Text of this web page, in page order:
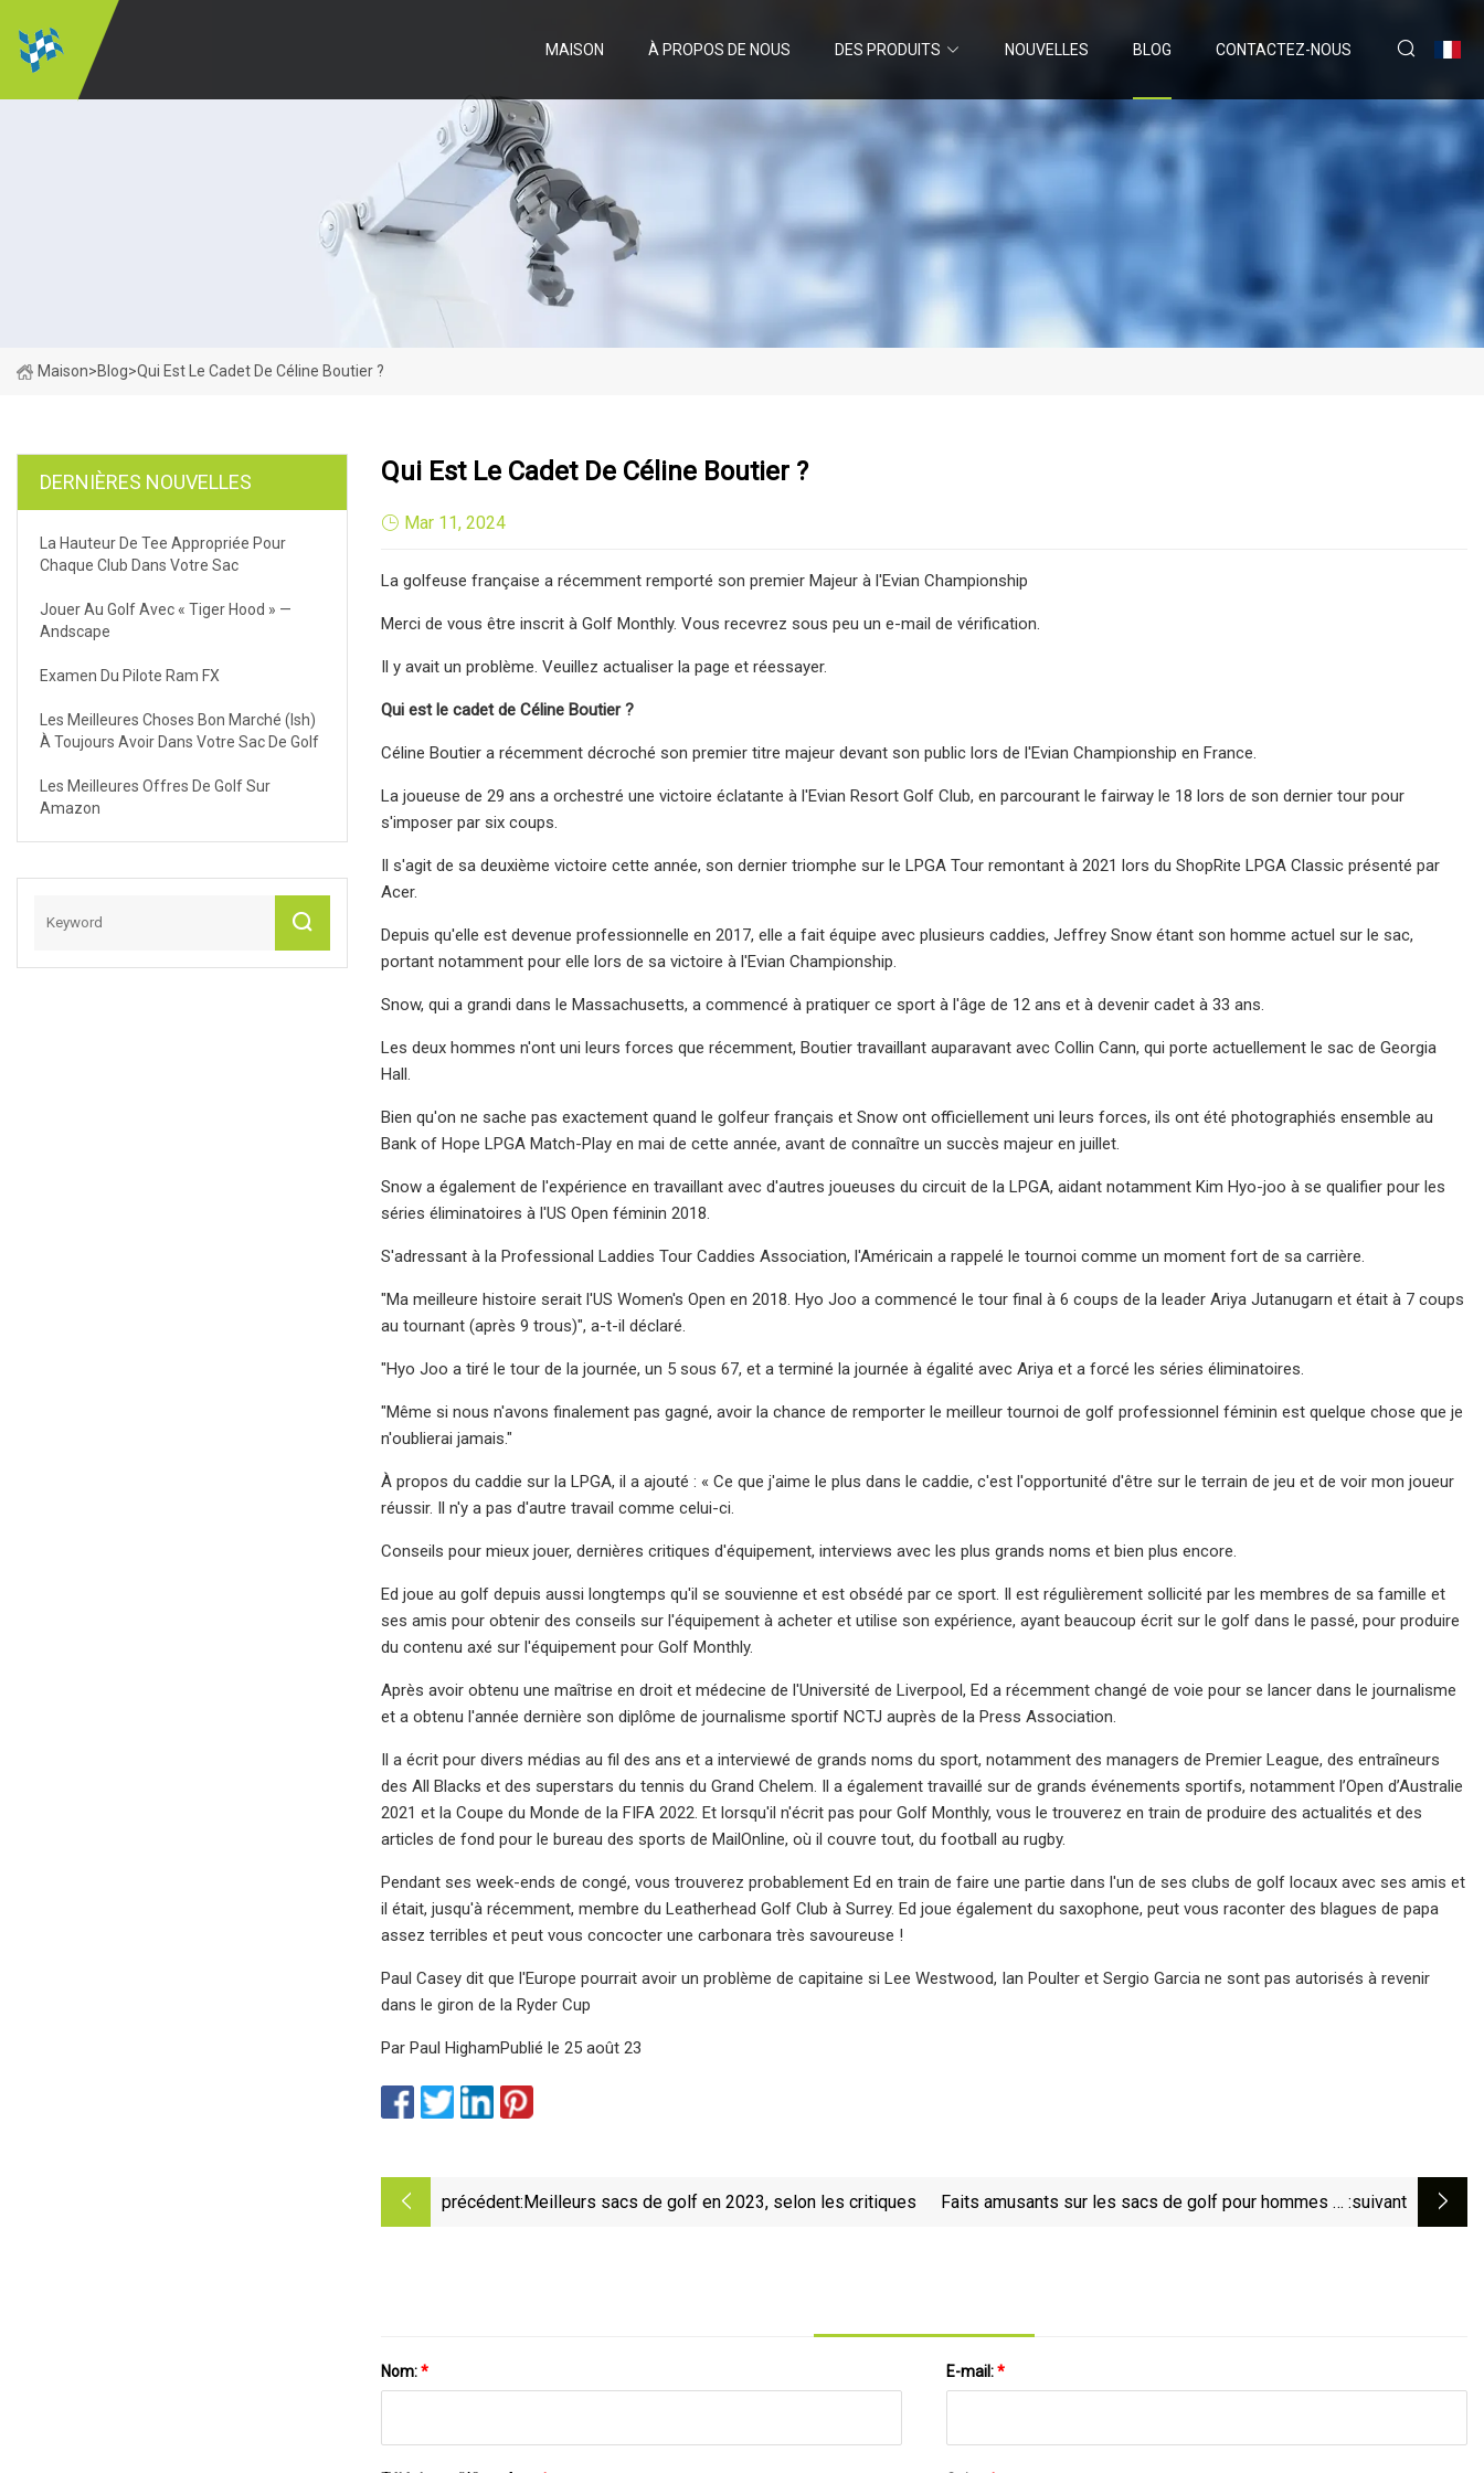
MAISON À PROPOS DE NOUS DES PRODUITS NOUVELLES BLOG CONTACTEZ-NOUS
Maison>Blog>Qui Est Le Cadet De Céline Boutier ?
DERNIÈRES NOUVELLES
La Hauteur De Tee Appropriée Pour
Chaque Club Dans Votre Sac
Jouer Au Golf Avec « Tiger Hood » —
Andscape
Examen Du Pilote Ram FX
Les Meilleures Choses Bon Marché (ish)
À Toujours Avoir Dans Votre Sac De Golf
Les Meilleures Offres De Golf Sur
Amazon
Qui Est Le Cadet De Céline Boutier ?
Mar 11, 2024
La golfeuse française a récemment remporté son premier Majeur à l'Evian Championship
Merci de vous être inscrit à Golf Monthly. Vous recevrez sous peu un e-mail de vérification.
Il y avait un problème. Veuillez actualiser la page et réessayer.
Qui est le cadet de Céline Boutier ?
Céline Boutier a récemment décroché son premier titre majeur devant son public lors de l'Evian Championship en France.
La joueuse de 29 ans a orchestré une victoire éclatante à l'Evian Resort Golf Club, en parcourant le fairway le 18 lors de son dernier tour pour
s'imposer par six coups.
Il s'agit de sa deuxième victoire cette année, son dernier triomphe sur le LPGA Tour remontant à 2021 lors du ShopRite LPGA Classic présenté par
Acer.
Depuis qu'elle est devenue professionnelle en 2017, elle a fait équipe avec plusieurs caddies, Jeffrey Snow étant son homme actuel sur le sac,
portant notamment pour elle lors de sa victoire à l'Evian Championship.
Snow, qui a grandi dans le Massachusetts, a commencé à pratiquer ce sport à l'âge de 12 ans et à devenir cadet à 33 ans.
Les deux hommes n'ont uni leurs forces que récemment, Boutier travaillant auparavant avec Collin Cann, qui porte actuellement le sac de Georgia
Hall.
Bien qu'on ne sache pas exactement quand le golfeur français et Snow ont officiellement uni leurs forces, ils ont été photographiés ensemble au
Bank of Hope LPGA Match-Play en mai de cette année, avant de connaître un succès majeur en juillet.
Snow a également de l'expérience en travaillant avec d'autres joueuses du circuit de la LPGA, aidant notamment Kim Hyo-joo à se qualifier pour les
séries éliminatoires à l'US Open féminin 2018.
S'adressant à la Professional Laddies Tour Caddies Association, l'Américain a rappelé le tournoi comme un moment fort de sa carrière.
"Ma meilleure histoire serait l'US Women's Open en 2018. Hyo Joo a commencé le tour final à 6 coups de la leader Ariya Jutanugarn et était à 7 coups
au tournant (après 9 trous)", a-t-il déclaré.
"Hyo Joo a tiré le tour de la journée, un 5 sous 67, et a terminé la journée à égalité avec Ariya et a forcé les séries éliminatoires.
"Même si nous n'avons finalement pas gagné, avoir la chance de remporter le meilleur tournoi de golf professionnel féminin est quelque chose que je
n'oublierai jamais."
À propos du caddie sur la LPGA, il a ajouté : « Ce que j'aime le plus dans le caddie, c'est l'opportunité d'être sur le terrain de jeu et de voir mon joueur
réussir. Il n'y a pas d'autre travail comme celui-ci.
Conseils pour mieux jouer, dernières critiques d'équipement, interviews avec les plus grands noms et bien plus encore.
Ed joue au golf depuis aussi longtemps qu'il se souvienne et est obsédé par ce sport. Il est régulièrement sollicité par les membres de sa famille et
ses amis pour obtenir des conseils sur l'équipement à acheter et utilise son expérience, ayant beaucoup écrit sur le golf dans le passé, pour produire
du contenu axé sur l'équipement pour Golf Monthly.
Après avoir obtenu une maîtrise en droit et médecine de l'Université de Liverpool, Ed a récemment changé de voie pour se lancer dans le journalisme
et a obtenu l'année dernière son diplôme de journalisme sportif NCTJ auprès de la Press Association.
Il a écrit pour divers médias au fil des ans et a interviewé de grands noms du sport, notamment des managers de Premier League, des entraîneurs
des All Blacks et des superstars du tennis du Grand Chelem. Il a également travaillé sur de grands événements sportifs, notamment l’Open d’Australie
2021 et la Coupe du Monde de la FIFA 2022. Et lorsqu'il n'écrit pas pour Golf Monthly, vous le trouverez en train de produire des actualités et des
articles de fond pour le bureau des sports de MailOnline, où il couvre tout, du football au rugby.
Pendant ses week-ends de congé, vous trouverez probablement Ed en train de faire une partie dans l'un de ses clubs de golf locaux avec ses amis et
il était, jusqu'à récemment, membre du Leatherhead Golf Club à Surrey. Ed joue également du saxophone, peut vous raconter des blagues de papa
assez terribles et peut vous concocter une carbonara très savoureuse !
Paul Casey dit que l'Europe pourrait avoir un problème de capitaine si Lee Westwood, Ian Poulter et Sergio Garcia ne sont pas autorisés à revenir
dans le giron de la Ryder Cup
Par Paul HighamPublié le 25 août 23
précédent:Meilleurs sacs de golf en 2023, selon les critiques
Faits amusants sur les sacs de golf pour hommes et :suivant
Nom:* E-mail:*